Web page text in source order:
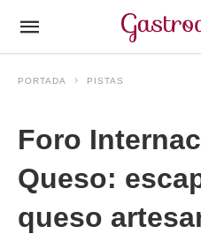
PORTADA PISTAS
Foro
Queso:
queso